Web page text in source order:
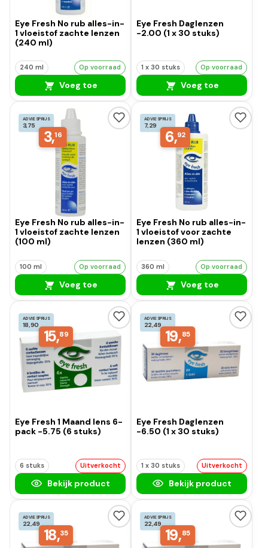
Eye Fresh No rub alles-in-
1 vloeistof zachte lenzen
(240 ml)
240 ml Op voorraad
Voeg toe
Eye Fresh Daglenzen
-2.00 (1 x 30 stuks)
1 x 30 stuks Op voorraad
Voeg toe
ADVIESPRIJS
3,75
3,16
Eye Fresh No rub alles-in-
1 vloeistof zachte lenzen
(100 ml)
100 ml Op voorraad
Voeg toe
ADVIESPRIJS
7,29
6,92
Eye Fresh No rub alles-in-
1 vloeistof voor zachte
lenzen (360 ml)
360 ml Op voorraad
Voeg toe
ADVIESPRIJS
18,90
15,89
Eye Fresh 1 Maand lens 6-
pack -5.75 (6 stuks)
6 stuks Uitverkocht
Bekijk product
ADVIESPRIJS
22,49
19,85
Eye Fresh Daglenzen
-6.50 (1 x 30 stuks)
1 x 30 stuks Uitverkocht
Bekijk product
ADVIESPRIJS
22,49
18,35
ADVIESPRIJS
22,49
19,85